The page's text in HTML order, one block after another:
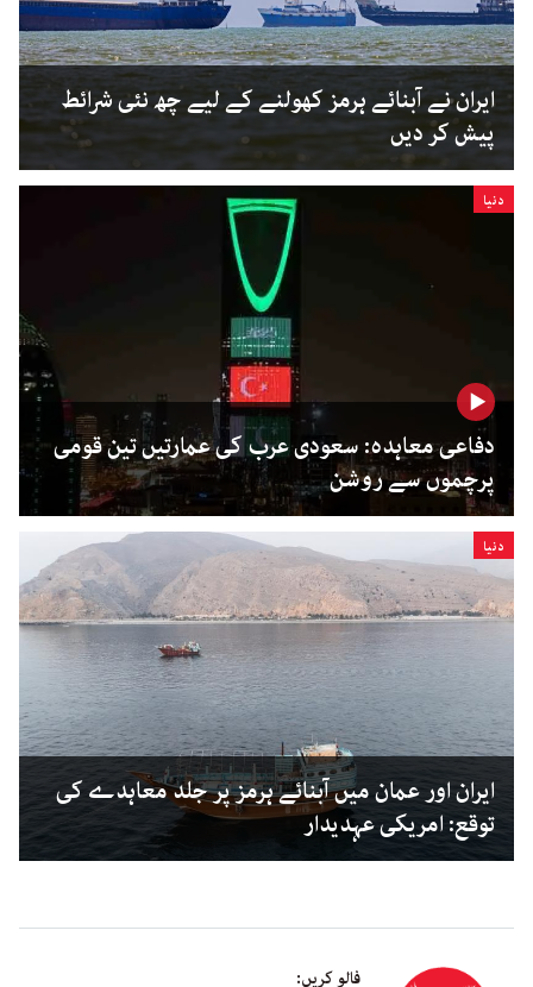
ایران نے آبنائے ہرمز کھولنے کے لیے چھ نئی شرائط
پیش کر دیں
دنیا
دفاعی معاہدہ: سعودی عرب کی عمارتیں تین قومی
پرچموں سے روشن
دنیا
ایران اور عمان میں آبنائے ہرمز پر جلد معاہدے کی
توقع: امریکی عہدیدار
فالو کریں: